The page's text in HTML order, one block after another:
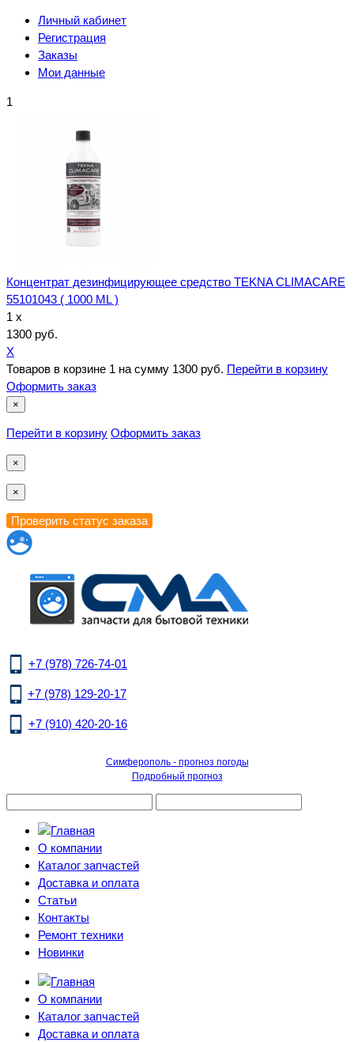
Личный кабинет
Регистрация
Заказы
Мои данные
1
Концентрат дезинфицирующее средство TEKNA CLIMACARE
55101043 ( 1000 ML )
1 x
1300 руб.
X
Товаров в корзине 1 на сумму 1300 руб. Перейти в корзину
Оформить заказ
×
Перейти в корзину Оформить заказ
×
×
+7 (978) 726-74-01
+7 (978) 129-20-17
+7 (910) 420-20-16
Симферополь - прогноз погоды
Подробный прогноз
О компании
Каталог запчастей
Доставка и оплата
Статьи
Контакты
Ремонт техники
Новинки
О компании
Каталог запчастей
Доставка и оплата